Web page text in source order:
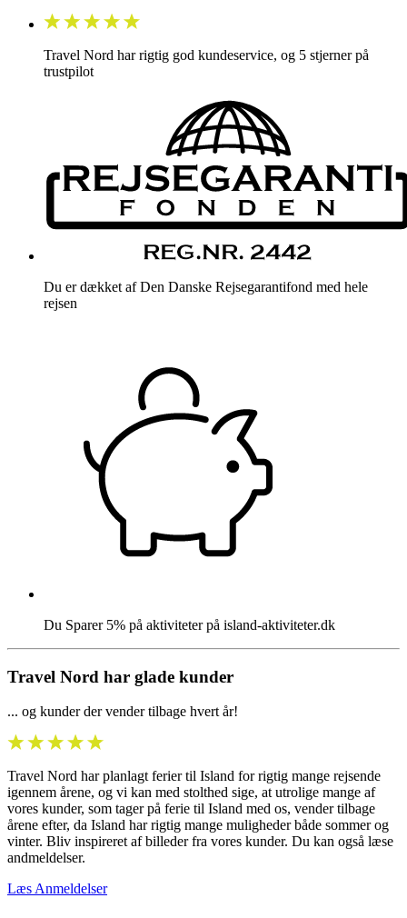
Travel Nord har rigtig god kundeservice, og 5 stjerner på
trustpilot
Du er dækket af Den Danske Rejsegarantifond med hele
rejsen
Du Sparer 5% på aktiviteter på island-aktiviteter.dk
Travel Nord har glade kunder
... og kunder der vender tilbage hvert år!
Travel Nord har planlagt ferier til Island for rigtig mange rejsende
igennem årene, og vi kan med stolthed sige, at utrolige mange af
vores kunder, som tager på ferie til Island med os, vender tilbage
årene efter, da Island har rigtig mange muligheder både sommer og
vinter. Bliv inspireret af billeder fra vores kunder. Du kan også læse
andmeldelser.
Læs Anmeldelser